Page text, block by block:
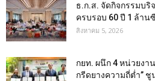
ธ.ก.ส. จัดกิจกรรมบริ
ครบรอบ 60 ปี 1 ล้าน
สิงหาคม 5, 2026
กยท. ผนึก 4 หน่วยงา
กรีดยางความถี่ต่ำ”